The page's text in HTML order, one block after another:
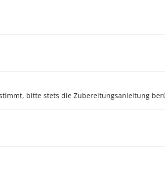
bitte stets die Zubereitungsanleitung